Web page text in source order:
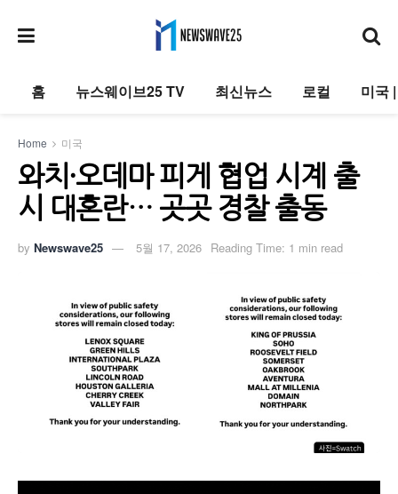
홈 뉴스웨이브25 TV 최신뉴스 로컬 미국
Home 미국
와치·오데마 피게 협업 시계 출
시 대혼란… 곳곳 경찰 출동
by Newswave25 5월 17, 2026 Reading Time: 1 min read